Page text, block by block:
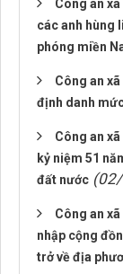
Công an
các anh hùng
phóng miền
Công an
định danh
Công an
kỷ niệm 51
đất nước
Công an
nhập cộng
trở về địa